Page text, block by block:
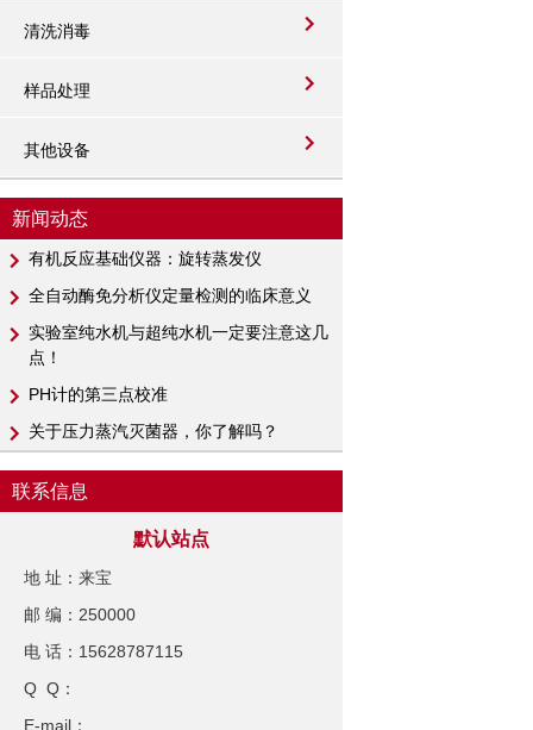
清洗消毒
样品处理
其他设备
新闻动态
有机反应基础仪器：旋转蒸发仪
全自动酶免分析仪定量检测的临床意义
实验室纯水机与超纯水机一定要注意这几
点！
PH计​的第三点校准
关于压力蒸汽灭菌器，你了解吗？
联系信息
默认站点
地 址：来宝
邮 编：250000
电 话：15628787115
Q Q：
E-mail：